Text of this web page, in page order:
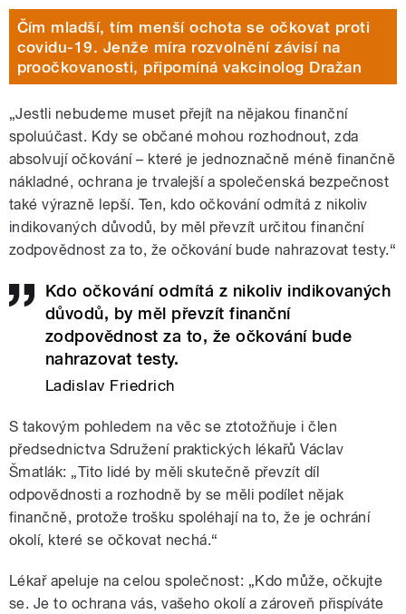
Čím mladší, tím menší ochota se očkovat proti
covidu-19. Jenže míra rozvolnění závisí na
proočkovanosti, připomíná vakcinolog Dražan
„Jestli nebudeme muset přejít na nějakou finanční
spoluúčast. Kdy se občané mohou rozhodnout, zda
absolvují očkování – které je jednoznačně méně finančně
nákladné, ochrana je trvalejší a společenská bezpečnost
také výrazně lepší. Ten, kdo očkování odmítá z nikoliv
indikovaných důvodů, by měl převzít určitou finanční
zodpovědnost za to, že očkování bude nahrazovat testy.“
Kdo očkování odmítá z nikoliv indikovaných
důvodů, by měl převzít finanční
zodpovědnost za to, že očkování bude
nahrazovat testy.
Ladislav Friedrich
S takovým pohledem na věc se ztotožňuje i člen
předsednictva Sdružení praktických lékařů Václav
Šmatlák: „Tito lidé by měli skutečně převzít díl
odpovědnosti a rozhodně by se měli podílet nějak
finančně, protože trošku spoléhají na to, že je ochrání
okolí, které se očkovat nechá.“
Lékař apeluje na celou společnost: „Kdo může, očkujte
se. Je to ochrana vás, vašeho okolí a zároveň přispíváte